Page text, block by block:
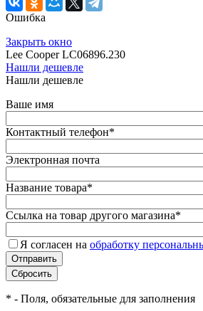
Ошибка
Закрыть окно
Lee Cooper LC06896.230
Нашли дешевле
Нашли дешевле
Ваше имя
Контактный телефон*
Электронная почта
Название товара*
Ссылка на товар другого магазина*
Я согласен на обработку
* - Поля, обязательные для заполнения